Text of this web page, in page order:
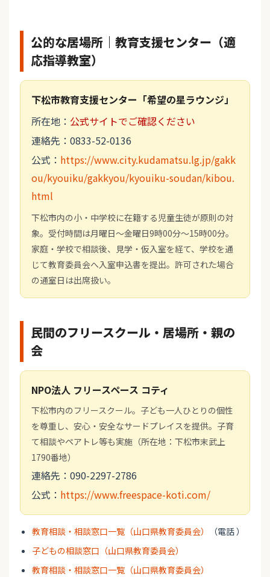
公的な居場所｜教育支援センター（適
応指導教室）
下松市教育支援センター「希望の星ラウンジ」
所在地： 公式サイトでご確認ください
連絡先：0833-52-0136
公式： https://www.city.kudamatsu.lg.jp/gakk
ou/kyouiku/gakkyou/kyouiku-soudan/kibou.
html
下松市内の小・中学校に在籍する児童生徒が原則の対
象。受付時間は月曜日～金曜日9時00分～15時00分。
家庭・学校で相談後、見学・仮入室を経て、学校を通
じて教育委員会へ入室申込書を提出。許可された場合
の通室日は出席扱い。
民間のフリースクール・居場所・親の
会
NPO法人 フリースペース コティ
下松市内のフリースクール。子ども一人ひとりの個性
を尊重し、安心・安全なサードプレイスを提供。子育
て相談やペアトレ等も実施（所在地：下松市末武上
1790番地）
連絡先：090-2297-2786
公式： https://www.freespace-koti.com/
教育相談・相談窓口一覧（山口県教育委員会）
（電話 ）
子どもの相談窓口（山口県教育委員会）
教育相談・相談窓口一覧（山口県教育委員会）